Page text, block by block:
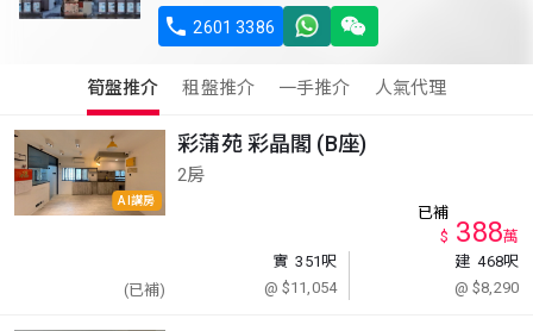
 2601 3386
筍盤推介 租盤推介 一手推介 人氣代理
AI講房
(已補)
彩蒲苑 彩晶閣 (B座)
2房
實 351呎
@ $11,054
建 468呎
@ $8,290
已補
$ 388萬